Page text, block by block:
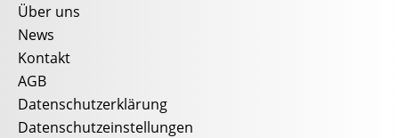
Über uns
News
Kontakt
AGB
Datenschutzerklärung
Datenschutzeinstellungen